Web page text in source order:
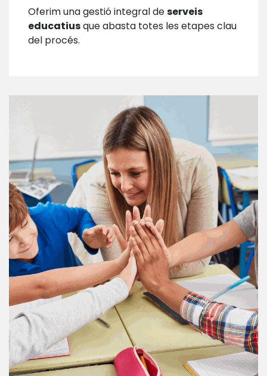
Oferim una gestió integral deserveis
educatiusque abasta totes les etapes clau
del procés.